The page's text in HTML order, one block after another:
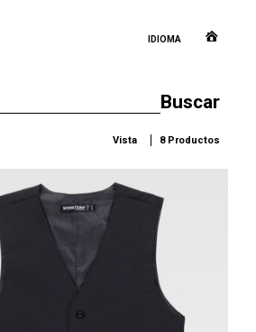
IDIOMA
Vista 8 Productos